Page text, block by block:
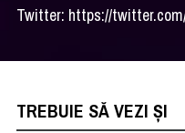
Twitter: https://
TREBUIE SĂ VEZI ȘI